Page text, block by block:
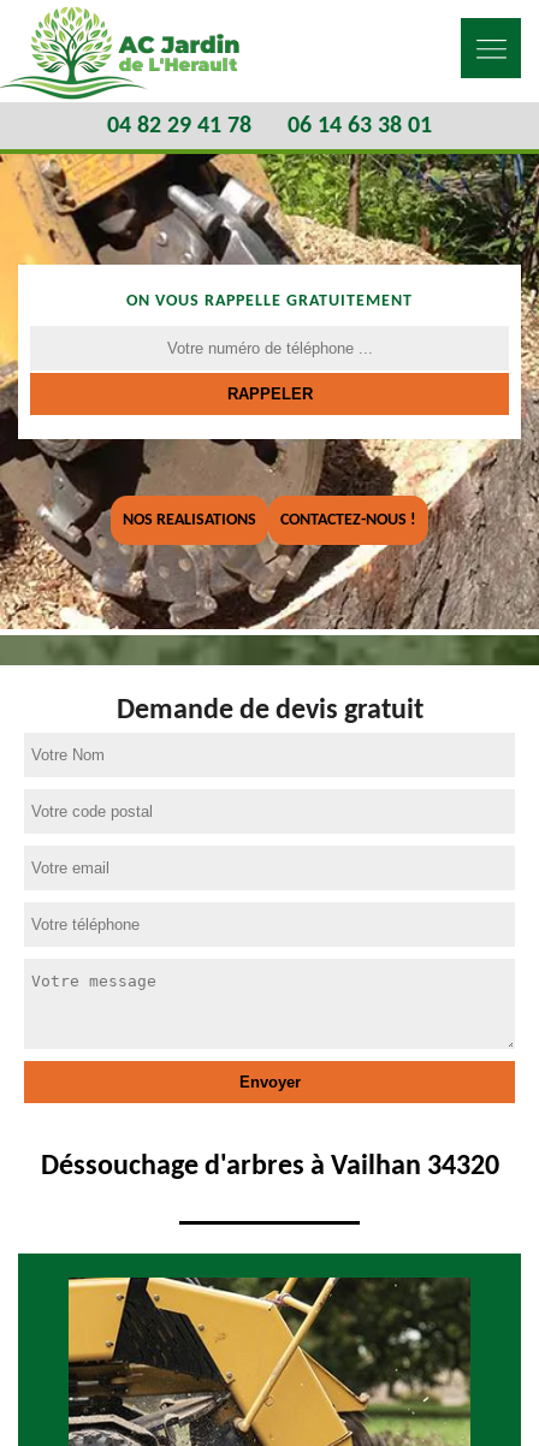
04 82 29 41 78 06 14 63 38 01
ON VOUS RAPPELLE GRATUITEMENT
NOS REALISATIONS CONTACTEZ-NOUS !
Demande de devis gratuit
Déssouchage d'arbres à Vailhan 34320